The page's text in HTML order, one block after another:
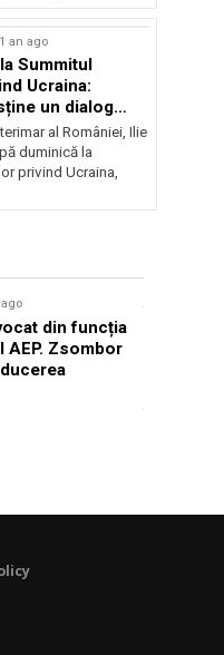
1 an ago
Summitul
Ucraina:
un dialog
pentru securitate
al României, Ilie
duminică la
privind Ucraina,
din funcția
AEP. Zsombor